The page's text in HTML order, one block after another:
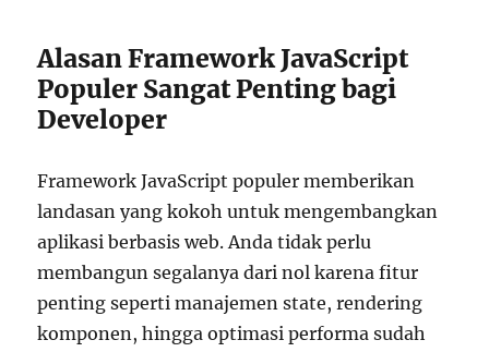
Alasan Framework JavaScript
Populer Sangat Penting bagi
Developer
Framework JavaScript populer memberikan
landasan yang kokoh untuk mengembangkan
aplikasi berbasis web. Anda tidak perlu
membangun segalanya dari nol karena fitur
penting seperti manajemen state, rendering
komponen, hingga optimasi performa sudah